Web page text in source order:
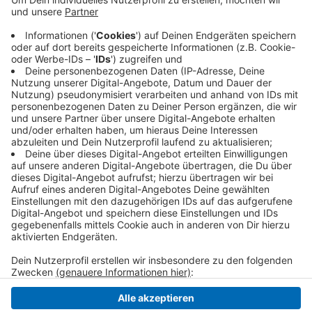
Anzeige
Die Sperrung gilt ab 20:00 Uhr und bleibt bis
Mittwochmorgen (05.08.), sechs Uhr, bestehen.
Verkehrsteilnehmer werden über die Anschlusstelle
Krefeld-Zentrum umgeleitet.
Anzeige